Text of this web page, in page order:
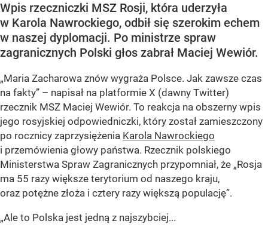
Wpis rzeczniczki MSZ Rosji, która uderzyła
w Karola Nawrockiego, odbił się szerokim echem
w naszej dyplomacji. Po ministrze spraw
zagranicznych Polski głos zabrał Maciej Wewiór.
„Maria Zacharowa znów wygraża Polsce. Jak zawsze czas
na fakty” – napisał na platformie X (dawny Twitter)
rzecznik MSZ Maciej Wewiór. To reakcja na obszerny wpis
jego rosyjskiej odpowiedniczki, który został zamieszczony
po rocznicy zaprzysiężenia Karola Nawrockiego
i przemówienia głowy państwa. Rzecznik polskiego
Ministerstwa Spraw Zagranicznych przypomniał, że „Rosja
ma 55 razy większe terytorium od naszego kraju,
oraz potężne złoża i cztery razy większą populację”.
„Ale to Polska jest jedną z najszybciej...